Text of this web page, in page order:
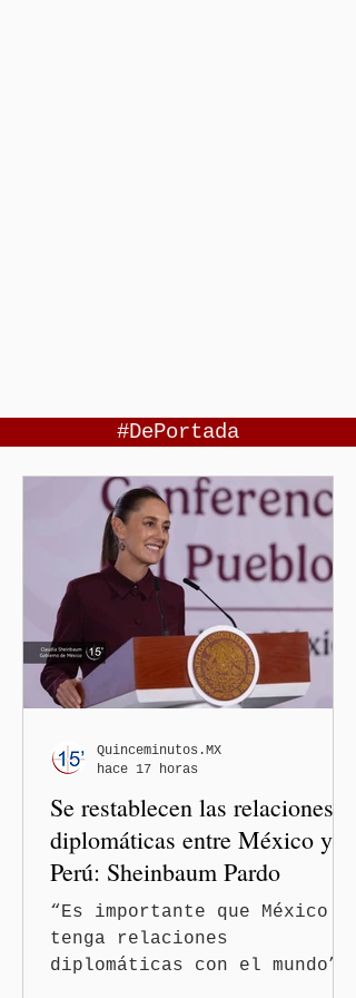
#DePortada
Se restablecen las relaciones
diplomáticas entre México y
Perú: Sheinbaum Pardo
“Es importante que México
tenga relaciones
diplomáticas con el mundo”,
Quinceminutos.MX
hace 17 horas